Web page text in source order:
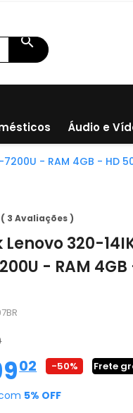
search
Áudio e
- RAM 4GB - HD
( 3 Avaliações)
Lenovo 320-
- RAM
,
02 -50% Frete
5% OFF